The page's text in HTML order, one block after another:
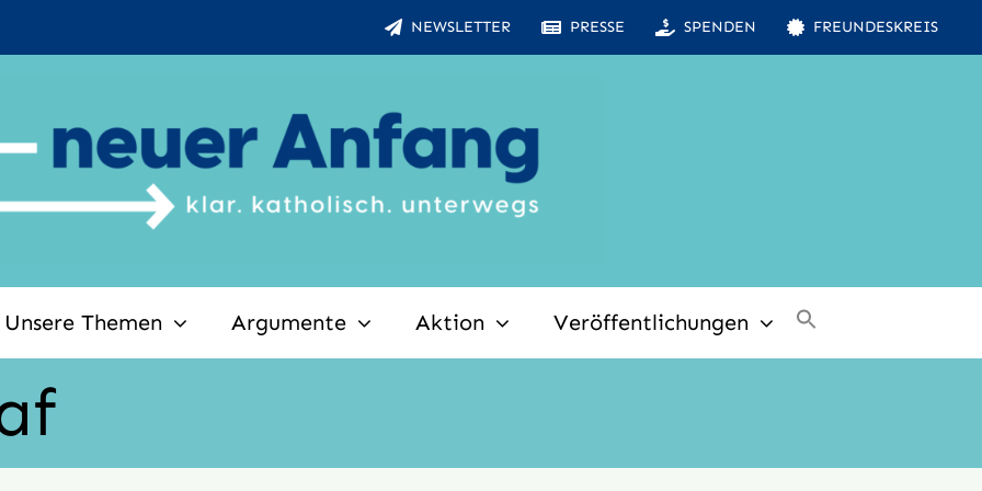
NEWSLETTER PRESSE SPENDEN FREUNDESKREIS
Unsere Themen Argumente Aktion Veröffentlichungen